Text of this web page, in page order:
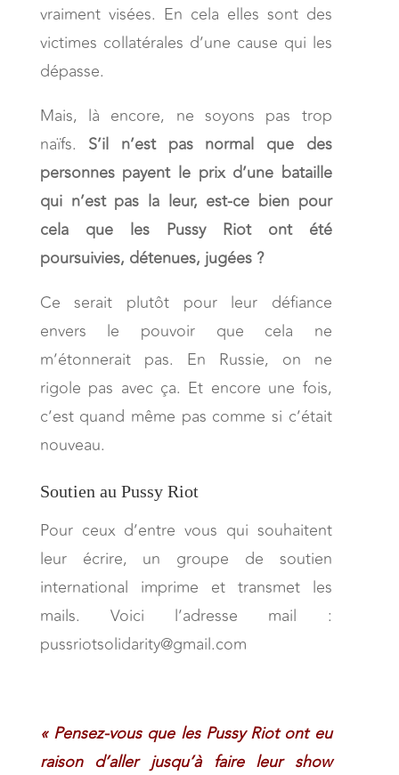
vraiment visées. En cela elles sont des
victimes collatérales d’une cause qui les
dépasse.
Mais, là encore, ne soyons pas trop
naïfs. S’il n’est pas normal que des
personnes payent le prix d’une bataille
qui n’est pas la leur, est-ce bien pour
cela que les Pussy Riot ont été
poursuivies, détenues, jugées ?
Ce serait plutôt pour leur défiance
envers le pouvoir que cela ne
m’étonnerait pas. En Russie, on ne
rigole pas avec ça. Et encore une fois,
c’est quand même pas comme si c’était
nouveau.
Soutien au Pussy Riot
Pour ceux d’entre vous qui souhaitent
leur écrire, un groupe de soutien
international imprime et transmet les
mails. Voici l’adresse mail :
pussriotsolidarity@gmail.com
« Pensez-vous que les Pussy Riot ont eu
raison d’aller jusqu’à faire leur show